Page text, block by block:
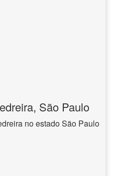
São Paulo
no estado São Paulo